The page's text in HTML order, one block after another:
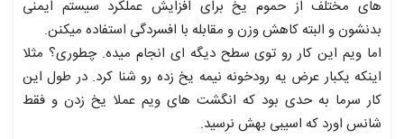
های مختلف از حموم یخ برای افزایش عملکرد سیستم ایمنی
بدنشون و البته کاهش وزن و مقابله با افسردگی استفاده میکنن.
اما ویم این کار رو توی سطح دیگه ای انجام میده. چطوری؟ مثلا
اینکه یکبار عرض یه رودخونه نیمه یخ زده رو شنا کرد. در طول این
کار سرما به حدی بود که انگشت های ویم عملا یخ زدن و فقط
شانس اورد که اسیبی بهش نرسید.